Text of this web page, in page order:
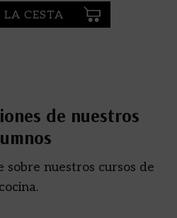
CESTA
de nuestros
sobre nuestros cursos de
cocina.